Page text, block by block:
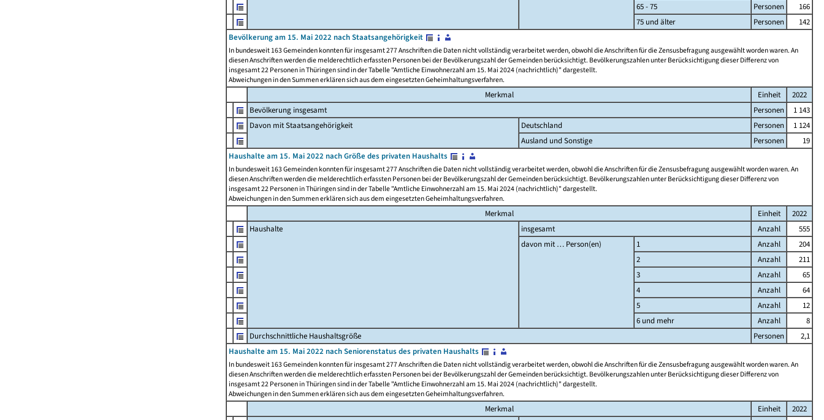
65 - 75
Personen
166
75 und älter
Personen
142
Bevölkerung am 15. Mai 2022 nach Staatsangehörigkeit
In bundesweit 163 Gemeinden konnten für insgesamt 277 Anschriften die Daten nicht vollständig verarbeitet werden, obwohl die Anschriften für die Zensusbefragung ausgewählt worden waren. An
diesen Anschriften werden die melderechtlich erfassten Personen bei der Bevölkerungszahl der Gemeinden berücksichtigt. Bevölkerungszahlen unter Berücksichtigung dieser Differenz von
insgesamt 22 Personen in Thüringen sind in der Tabelle "Amtliche Einwohnerzahl am 15. Mai 2024 (nachrichtlich)" dargestellt.
Abweichungen in den Summen erklären sich aus dem eingesetzten Geheimhaltungsverfahren.
Merkmal Einheit
2022
Bevölkerung insgesamt
Personen
1 143
Davon mit Staatsangehörigkeit
Deutschland Personen
1 124
Ausland und Sonstige
Personen
19
Haushalte am 15. Mai 2022 nach Größe des privaten Haushalts
In bundesweit 163 Gemeinden konnten für insgesamt 277 Anschriften die Daten nicht vollständig verarbeitet werden, obwohl die Anschriften für die Zensusbefragung ausgewählt worden waren. An
diesen Anschriften werden die melderechtlich erfassten Personen bei der Bevölkerungszahl der Gemeinden berücksichtigt. Bevölkerungszahlen unter Berücksichtigung dieser Differenz von
insgesamt 22 Personen in Thüringen sind in der Tabelle "Amtliche Einwohnerzahl am 15. Mai 2024 (nachrichtlich)" dargestellt.
Abweichungen in den Summen erklären sich aus dem eingesetzten Geheimhaltungsverfahren.
Merkmal Einheit
2022
Haushalte
insgesamt Anzahl
555
davon mit … Person(en)
1 Anzahl
204
2
Anzahl
211
3
Anzahl
65
4
Anzahl
64
5
Anzahl
12
6 und mehr
Anzahl
8
Durchschnittliche Haushaltsgröße
Personen
2,1
Haushalte am 15. Mai 2022 nach Seniorenstatus des privaten Haushalts
In bundesweit 163 Gemeinden konnten für insgesamt 277 Anschriften die Daten nicht vollständig verarbeitet werden, obwohl die Anschriften für die Zensusbefragung ausgewählt worden waren. An
diesen Anschriften werden die melderechtlich erfassten Personen bei der Bevölkerungszahl der Gemeinden berücksichtigt. Bevölkerungszahlen unter Berücksichtigung dieser Differenz von
insgesamt 22 Personen in Thüringen sind in der Tabelle "Amtliche Einwohnerzahl am 15. Mai 2024 (nachrichtlich)" dargestellt.
Abweichungen in den Summen erklären sich aus dem eingesetzten Geheimhaltungsverfahren.
Merkmal Einheit
2022